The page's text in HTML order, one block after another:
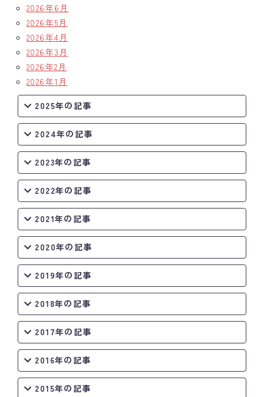
情報公開
入会のご案内
2026年6月
2026年5月
2026年4月
2026年3月
2026年2月
2026年1月
2025年の記事
2024年の記事
2023年の記事
2022年の記事
2021年の記事
2020年の記事
2019年の記事
2018年の記事
2017年の記事
2016年の記事
2015年の記事